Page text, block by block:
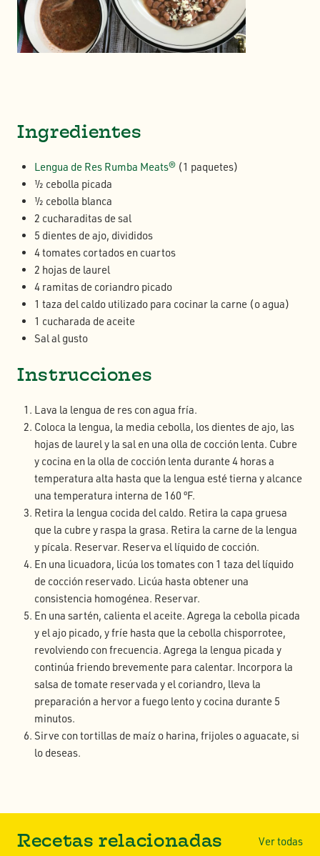
Ingredientes
Lengua de Res Rumba Meats® (1 paquetes)
½ cebolla picada
½ cebolla blanca
2 cucharaditas de sal
5 dientes de ajo, divididos
4 tomates cortados en cuartos
2 hojas de laurel
4 ramitas de coriandro picado
1 taza del caldo utilizado para cocinar la carne (o agua)
1 cucharada de aceite
Sal al gusto
Instrucciones
Lava la lengua de res con agua fría.
Coloca la lengua, la media cebolla, los dientes de ajo, las
hojas de laurel y la sal en una olla de cocción lenta. Cubre
y cocina en la olla de cocción lenta durante 4 horas a
temperatura alta hasta que la lengua esté tierna y alcance
una temperatura interna de 160 ºF.
Retira la lengua cocida del caldo. Retira la capa gruesa
que la cubre y raspa la grasa. Retira la carne de la lengua
y pícala. Reservar. Reserva el líquido de cocción.
En una licuadora, licúa los tomates con 1 taza del líquido
de cocción reservado. Licúa hasta obtener una
consistencia homogénea. Reservar.
En una sartén, calienta el aceite. Agrega la cebolla picada
y el ajo picado, y fríe hasta que la cebolla chisporrotee,
revolviendo con frecuencia. Agrega la lengua picada y
continúa friendo brevemente para calentar. Incorpora la
salsa de tomate reservada y el coriandro, lleva la
preparación a hervor a fuego lento y cocina durante 5
minutos.
Sirve con tortillas de maíz o harina, frijoles o aguacate, si
lo deseas.
Recetas relacionadas Ver todas